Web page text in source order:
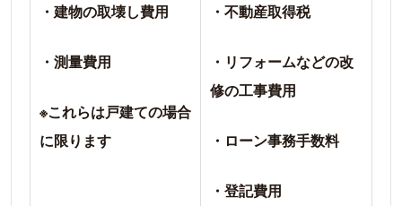
・建物の取壊し費用
・測量費用
※これらは戸建ての場合
に限ります
・不動産取得税
・リフォームなどの改
修の工事費用
・ローン事務手数料
・登記費用